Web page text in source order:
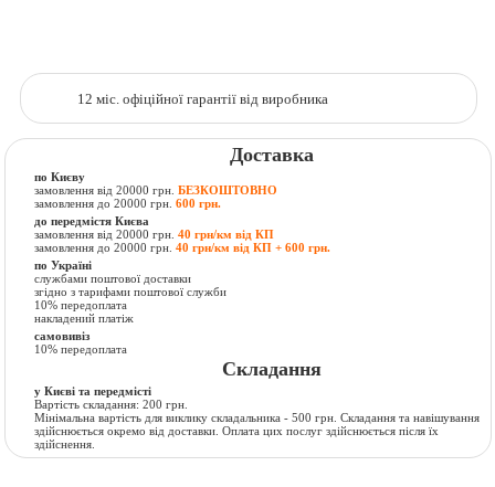
12 міс. офіційної гарантії від виробника
Доставка
по Києву
замовлення від 20000 грн.БЕЗКОШТОВНО
замовлення до 20000 грн.600 грн.
до передмістя Києва
замовлення від 20000 грн.40 грн/км від КП
замовлення до 20000 грн.40 грн/км від КП + 600 грн.
по Україні
службами поштової доставки
згідно з тарифами поштової служби
10% передоплата
накладений платіж
самовивіз
10% передоплата
Складання
у Києві та передмісті
Вартість складання: 200 грн.
Мінімальна вартість для виклику складальника - 500 грн. Складання та навішування
здійснюється окремо від доставки. Оплата цих послуг здійснюється після їх
здійснення.